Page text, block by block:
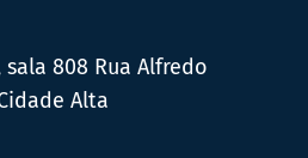
808 Rua Alfredo
Alta